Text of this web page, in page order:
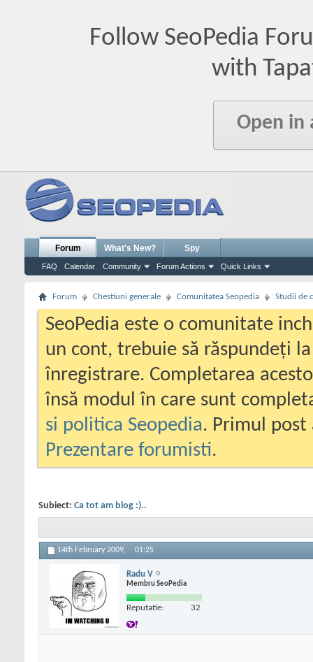
Follow SeoPedia
with
Open in
Forum
FAQ Calendar Community Forum Actions Quick Links
What's New? Spy
Forum Chestiuni generale Comunitatea Seopedia Studii de
SeoPedia este o comunitate
un cont, trebuie să răspundeți
înregistrare. Completarea
însă modul în care sunt
si politica Seopedia. Primul
Prezentare forumisti.
Subiect: Ca tot am blog :)..
14th February 2009, 01:25
Radu V
Membru SeoPedia
Reputatie: 32